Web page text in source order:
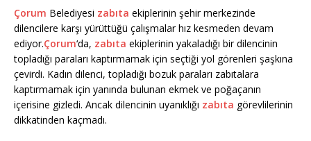
Çorum Belediyesi zabıta ekiplerinin şehir merkezinde
dilencilere karşı yürüttüğü çalışmalar hız kesmeden devam
ediyor.Çorum‘da, zabıta ekiplerinin yakaladığı bir dilencinin
topladığı paraları kaptırmamak için seçtiği yol görenleri şaşkına
çevirdi. Kadın dilenci, topladığı bozuk paraları zabıtalara
kaptırmamak için yanında bulunan ekmek ve poğaçanın
içerisine gizledi. Ancak dilencinin uyanıklığı zabıta görevlilerinin
dikkatinden kaçmadı.